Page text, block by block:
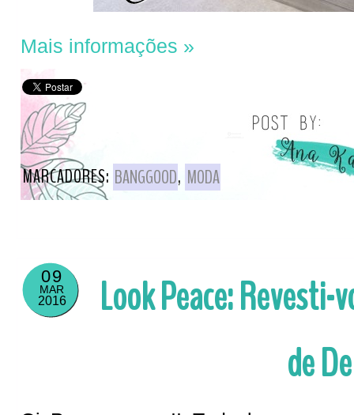
Mais informações »
MARCADORES: BANGGOOD, MODA
09
MAR
2016
Look Peace: Revesti-
de